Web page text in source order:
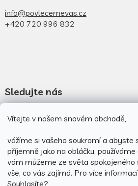
Vítejte v našem snovém obchodě,
vážíme si vašeho soukromí a abyste
příjemně jako na obláčku, používáme
vám můžeme ze světa spokojeného
vše, co vás zajímá. Pro více
Souhlasíte?
info@povlecemevas.cz
+420 720 996 832
Sledujte nás
Novinky na facebooku
Novinky na instagramu